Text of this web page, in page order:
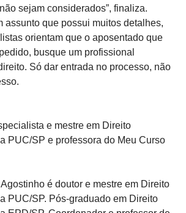
sejam considerados”, finaliza.
assunto que possui muitos detalhes,
orientam que o aposentado que
busque um profissional
Só dar entrada no processo, não
e mestre em Direito
PUC/SP e professora do Meu Curso
é doutor e mestre em Direito
PUC/SP. Pós-graduado em Direito